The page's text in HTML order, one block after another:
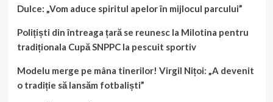
Dulce: „Vom aduce spiritul apelor în mijlocul parcului”
Polițiști din întreaga țară se reunesc la Milotina pentru
tradiționala Cupă SNPPC la pescuit sportiv
Modelu merge pe mâna tinerilor! Virgil Nițoi: „A devenit
o tradiție să lansăm fotbaliști”